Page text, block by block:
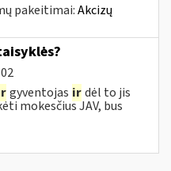
pakeitimai:Akcizų
gyventojas irdėl to jis
mokesčius JAV, bus